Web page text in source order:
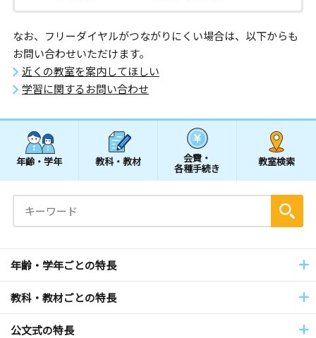
なお、フリーダイヤルがつながりにくい場合は、以下からも
お問い合わせいただけます。
近くの教室を案内してほしい
学習に関するお問い合わせ
年齢・学年 教科・教材 会費・
各種手続き
教室検索
年齢・学年ごとの特長
教科・教材ごとの特長
公文式の特長